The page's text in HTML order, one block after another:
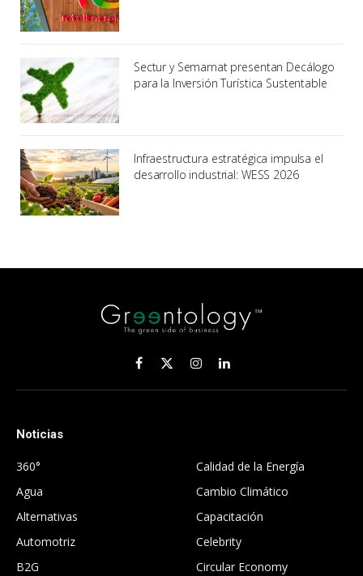
Sectur y Semarnat presentan Decálogo
para la Inversión Turística Sustentable
Infraestructura estratégica impulsa el
desarrollo industrial: WESS 2026
Facebook
X
(Twitter)
InstagramLinkedIn
Noticias
360°
Agua
Alternativas
Automotriz
B2G
Calidad de la Energía
Cambio Climático
Capacitación
Celebrity
Circular Economy